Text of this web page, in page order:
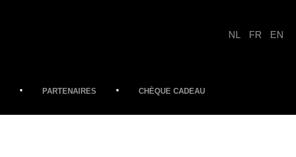
PARTENAIRES CHÈQUE CADEAU
NL FR EN